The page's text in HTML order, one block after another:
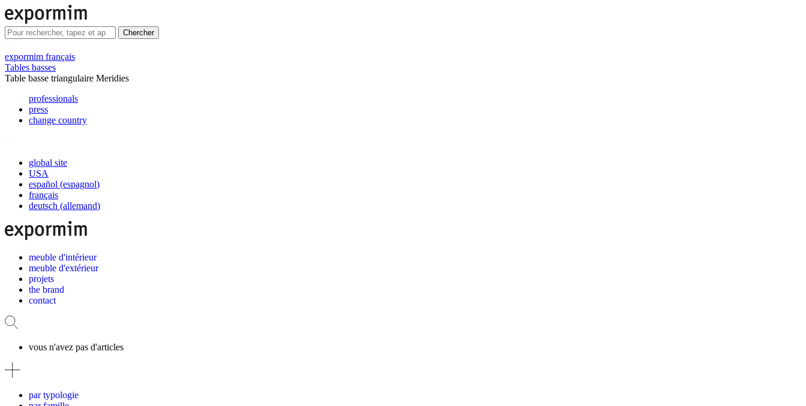
Chercher
expormim français
Tables basses
Table basse triangulaire Meridies
professionals
press
change country
global site
USA
español (espagnol)
français
deutsch (allemand)
meuble d'intérieur
meuble d'extérieur
projets
the brand
contact
vous n'avez pas d'articles
par typologie